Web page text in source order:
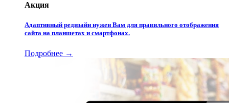
Акция
Адаптивный редизайн нужен Вам для правильного отображения
сайта на планшетах и смартфонах.
Подробнее →